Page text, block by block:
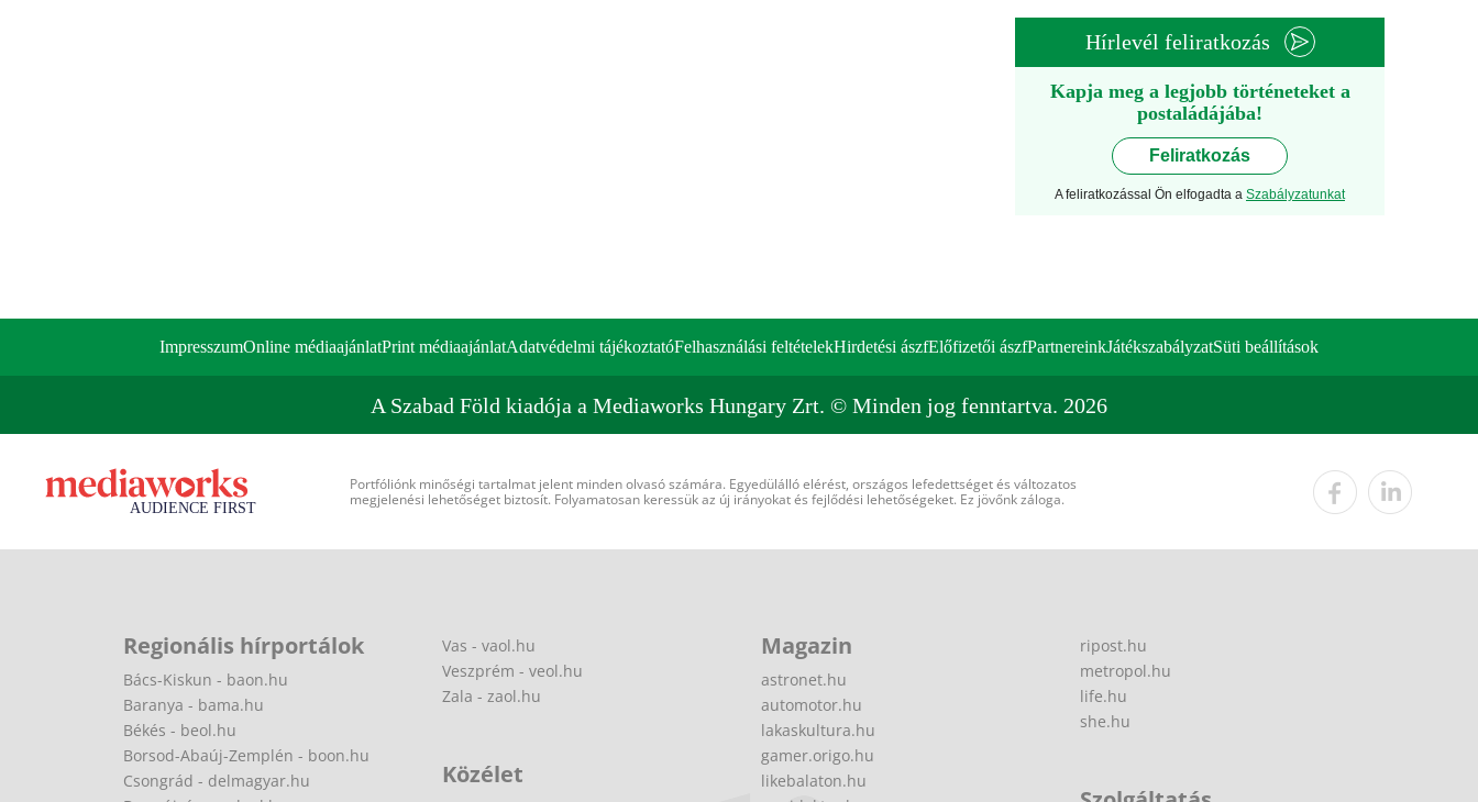
Hírlevél feliratkozás
Kapja meg a legjobb történeteket a
postaládájába!
Feliratkozás
A feliratkozással Ön elfogadta a Szabályzatunkat
ImpresszumOnline médiaajánlatPrint médiaajánlatAdatvédelmi tájékoztatóFelhasználási feltételekHirdetési ászfElőfizetői ászfPartnereinkJátékszabályzatSüti beállítások
A Szabad Föld kiadója a Mediaworks Hungary Zrt. © Minden jog fenntartva. 2026
Portfóliónk minőségi tartalmat jelent minden olvasó számára. Egyedülálló elérést, országos lefedettséget és változatos
megjelenési lehetőséget biztosít. Folyamatosan keressük az új irányokat és fejlődési lehetőségeket. Ez jövőnk záloga.
Regionális hírportálok
Bács-Kiskun - baon.hu
Baranya - bama.hu
Békés - beol.hu
Borsod-Abaúj-Zemplén - boon.hu
Csongrád - delmagyar.hu
Vas - vaol.hu
Veszprém - veol.hu
Zala - zaol.hu
Közélet
Magazin
astronet.hu
automotor.hu
lakaskultura.hu
gamer.origo.hu
likebalaton.hu
ripost.hu
metropol.hu
life.hu
she.hu